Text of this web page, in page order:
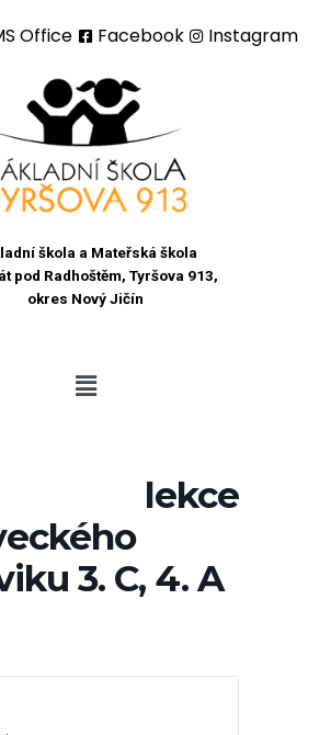
Office Facebook Instagram
škola a Mateřská škola
pod Radhoštěm, Tyršova 913,
okres Nový Jičín
lekce
3. C, 4. A